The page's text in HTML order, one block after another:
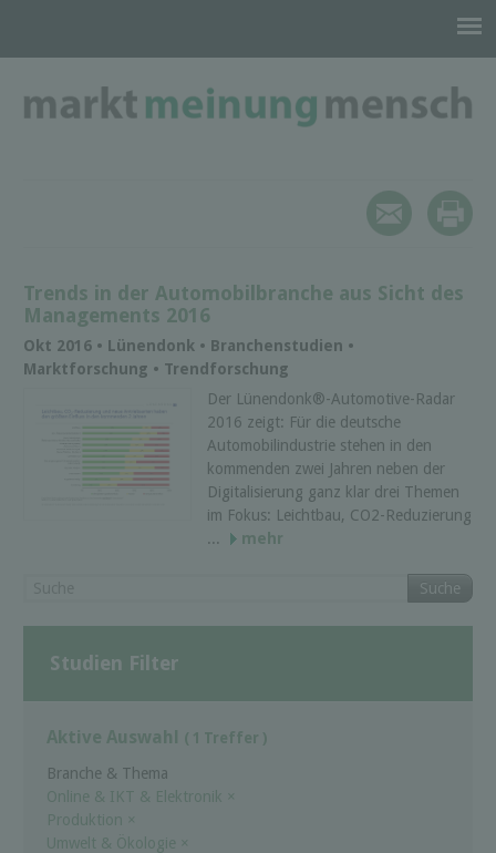
Trends in der Automobilbranche aus Sicht des
Managements 2016
Okt 2016 • Lünendonk • Branchenstudien •
Marktforschung • Trendforschung
Der Lünendonk®-Automotive-Radar
2016 zeigt: Für die deutsche
Automobilindustrie stehen in den
kommenden zwei Jahren neben der
Digitalisierung ganz klar drei Themen
im Fokus: Leichtbau, CO2-Reduzierung
...
mehr
Suche
Studien Filter
Aktive Auswahl ( 1 Treffer )
Branche & Thema
Online & IKT & Elektronik ×
Produktion ×
Umwelt & Ökologie ×